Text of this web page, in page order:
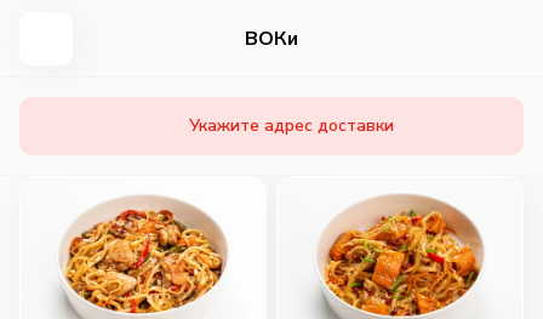
ВОКи
Укажите адрес доставки